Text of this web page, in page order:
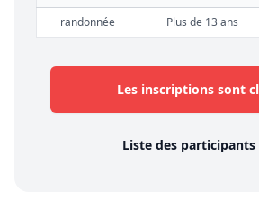
randonnée Plus de 13 ans
Les inscriptions sont
Liste des participants